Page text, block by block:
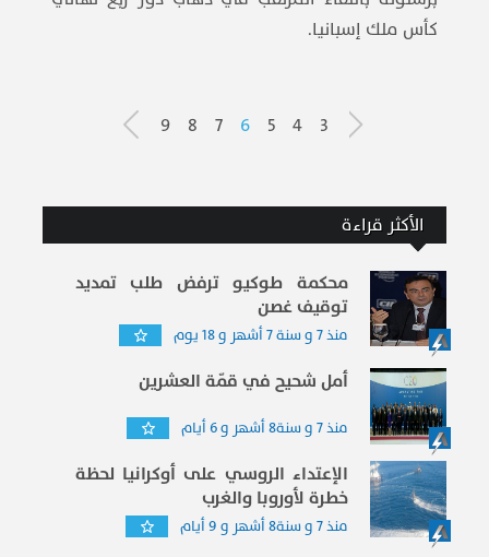
كأس ملك إسبانيا.
3
4
5
6
7
8
9
الأكثر قراءة
محكمة طوكيو ترفض طلب تمديد
توقيف غصن
منذ 7 و سنة 7 أشهر و 18 يوم
أمل شحيح في قمّة العشرين
منذ 7 و سنة8 أشهر و 6 أيام
الإعتداء الروسي على أوكرانيا لحظة
خطرة لأوروبا والغرب
منذ 7 و سنة8 أشهر و 9 أيام